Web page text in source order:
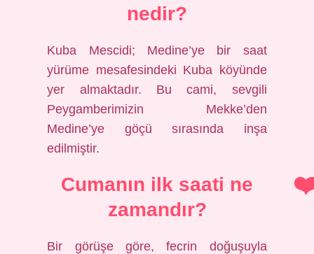
nedir?
Kuba Mescidi; Medine’ye bir saat
yürüme mesafesindeki Kuba köyünde
yer almaktadır. Bu cami, sevgili
Peygamberimizin Mekke’den
Medine’ye göçü sırasında inşa
edilmiştir.
Cumanın ilk saati ne
zamandır?
Bir görüşe göre, fecrin doğuşuyla